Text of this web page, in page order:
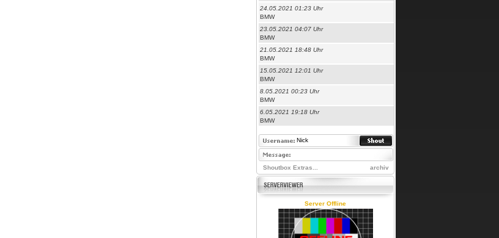
24.05.2021 01:23 Uhr
BMW
23.05.2021 04:07 Uhr
BMW
21.05.2021 18:48 Uhr
BMW
15.05.2021 12:01 Uhr
BMW
8.05.2021 00:23 Uhr
BMW
6.05.2021 19:18 Uhr
BMW
Shoutbox Extras... archiv
Server Offline